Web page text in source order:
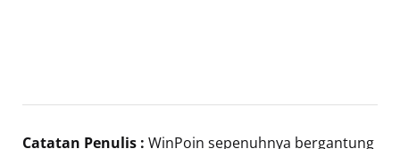
Catatan Penulis : WinPoin sepenuhnya bergantung